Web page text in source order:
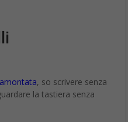
, so scrivere senza
la tastiera senza